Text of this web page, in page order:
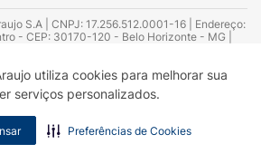
utiliza cookies para melhorar sua
serviços personalizados.
Preferências de Cookies
S.A | CNPJ: 17.256.512.0001-16 | Endereço:
- CEP: 30170-120 - Belo Horizonte - MG |
10.965 | Yasmin Silva Alvarenga – CRF 52.584 -
Aguiar Pinheiro - CRF Nº 13.748. Alvará
de Funcionamento da Empresa (AFE):